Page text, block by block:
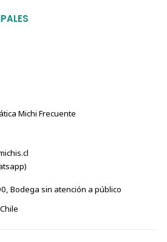
Michi Frecuente
Bodega sin atención a público